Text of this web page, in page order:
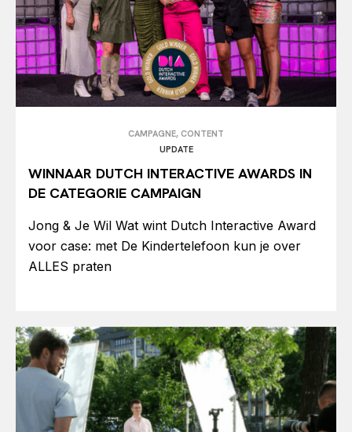
CAMPAGNE, CONTENT
UPDATE
WINNAAR DUTCH INTERACTIVE AWARDS IN
DE CATEGORIE CAMPAIGN
Jong & Je Wil Wat wint Dutch Interactive Award
voor case: met De Kindertelefoon kun je over
ALLES praten